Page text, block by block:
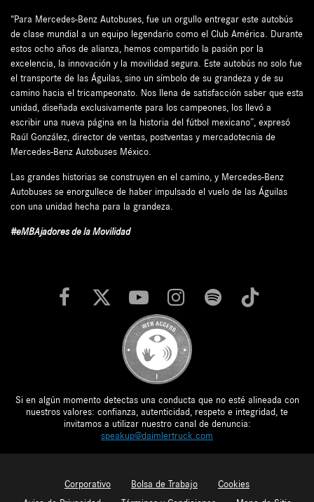
“Para Mercedes-Benz Autobuses, fue un orgullo entregar este autobús
de clase mundial a un equipo legendario como el Club América. Durante
estos ocho años de alianza, hemos compartido la pasión por la
excelencia, la innovación y la movilidad segura. Este autobús no solo fue
el transporte de las Águilas, sino un símbolo de su grandeza y de su
camino hacia el tricampeonato. Nos llena de satisfacción saber que esta
unidad, diseñada exclusivamente para los campeones, los llevó a
escribir una nueva página en la historia del fútbol mexicano”, expresó
Raúl González, director de ventas, postventas y mercadotecnia de
Mercedes-Benz Autobuses México.
Las grandes historias se construyen en el camino, y Mercedes-Benz
Autobuses se enorgullece de haber impulsado el vuelo de las Águilas
con una unidad hecha para la grandeza.
#eMBAjadores de la Movilidad
Si en algún momento detectas una conducta que no esté alineada con
nuestros valores: confianza, autenticidad, respeto e integridad, te
invitamos a utilizar nuestro canal de denuncia:
speakup@daimlertruck.com
Corporativo Bolsa de Trabajo
Cookies